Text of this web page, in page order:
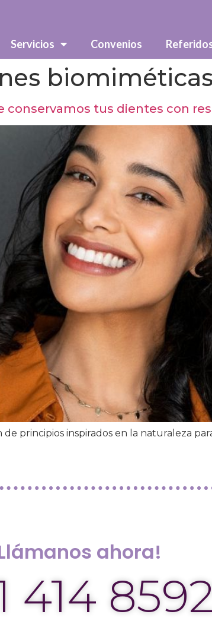
Servicios Convenios
tus dientes con
principios inspirados en la naturaleza
ahora!
414